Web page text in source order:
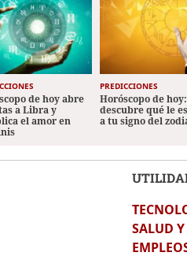
de hoy abre
a Libra y
el amor en
PREDICCIONES
Horóscopo de hoy:
descubre qué le
a tu signo del
SALUD